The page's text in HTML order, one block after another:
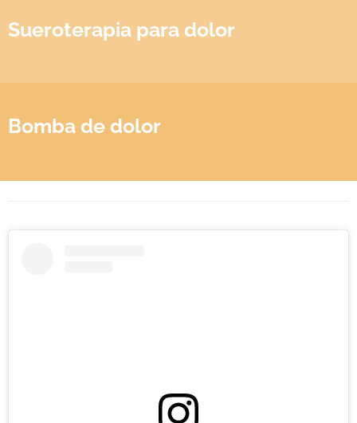
Sueroterapia para dolor
Bomba de dolor